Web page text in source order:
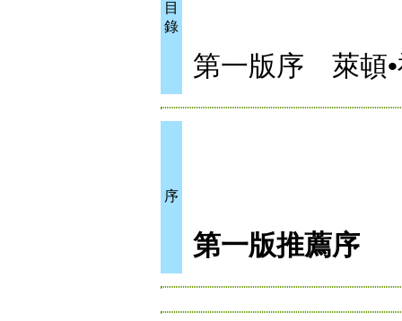
目
錄
第一版序 萊頓•
序
第一版推薦序